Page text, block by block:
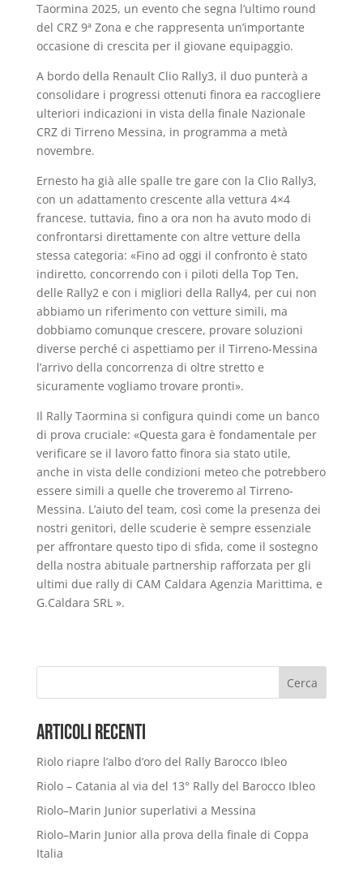
Taormina 2025, un evento che segna l’ultimo round
del CRZ 9ª Zona e che rappresenta un’importante
occasione di crescita per il giovane equipaggio.
A bordo della Renault Clio Rally3, il duo punterà a
consolidare i progressi ottenuti finora ea raccogliere
ulteriori indicazioni in vista della finale Nazionale
CRZ di Tirreno Messina, in programma a metà
novembre.
Ernesto ha già alle spalle tre gare con la Clio Rally3,
con un adattamento crescente alla vettura 4×4
francese. tuttavia, fino a ora non ha avuto modo di
confrontarsi direttamente con altre vetture della
stessa categoria: «Fino ad oggi il confronto è stato
indiretto, concorrendo con i piloti della Top Ten,
delle Rally2 e con i migliori della Rally4, per cui non
abbiamo un riferimento con vetture simili, ma
dobbiamo comunque crescere, provare soluzioni
diverse perché ci aspettiamo per il Tirreno-Messina
l’arrivo della concorrenza di oltre stretto e
sicuramente vogliamo trovare pronti».
Il Rally Taormina si configura quindi come un banco
di prova cruciale: «Questa gara è fondamentale per
verificare se il lavoro fatto finora sia stato utile,
anche in vista delle condizioni meteo che potrebbero
essere simili a quelle che troveremo al Tirreno-
Messina. L’aiuto del team, così come la presenza dei
nostri genitori, delle scuderie è sempre essenziale
per affrontare questo tipo di sfida, come il sostegno
della nostra abituale partnership rafforzata per gli
ultimi due rally di CAM Caldara Agenzia Marittima, e
G.Caldara SRL ».
Cerca
Articoli Recenti
Riolo riapre l’albo d’oro del Rally Barocco Ibleo
Riolo – Catania al via del 13° Rally del Barocco Ibleo
Riolo–Marin Junior superlativi a Messina
Riolo–Marin Junior alla prova della finale di Coppa
Italia